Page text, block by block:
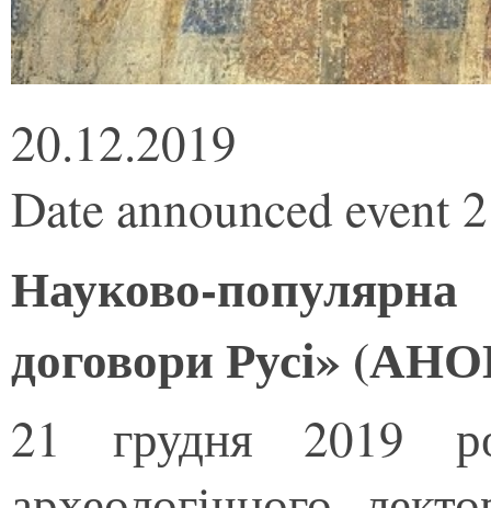
20.12.2019
Date announced event
Науково-
договори Русі»
21 грудня 2019